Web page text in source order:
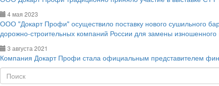
4 мая 2023
ООО "Докарт Профи" осуществило поставку нового сушильного
дорожно-строительных компаний России для замены
3 августа 2021
Компания Докарт Профи стала официальным представителем